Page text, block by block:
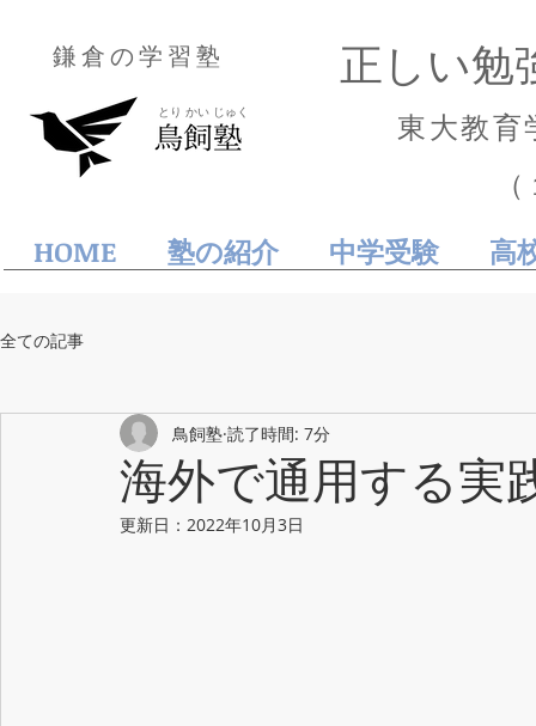
鎌倉の学習塾
とり かい じゅく
正しい勉
東大教育
HOME
塾の紹介 中学受験 高
全ての記事
海外で通用する実
鳥飼塾 読了時間: 7分
更新日： 2022年10月3日